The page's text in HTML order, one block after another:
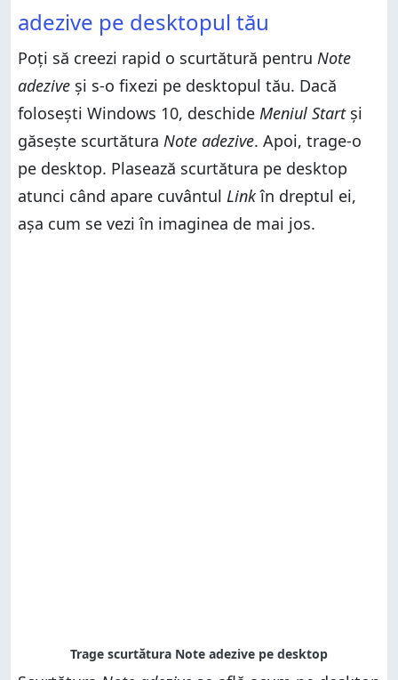
adezive pe desktopul tău
Poți să creezi rapid o scurtătură pentru Note
adezive și s-o fixezi pe desktopul tău. Dacă
folosești Windows 10, deschide Meniul Startși
găsește scurtătura Note adezive. Apoi, trage-o
pe desktop. Plasează scurtătura pe desktop
atunci când apare cuvântul Linkîn dreptul ei,
așa cum se vezi în imaginea de mai jos.